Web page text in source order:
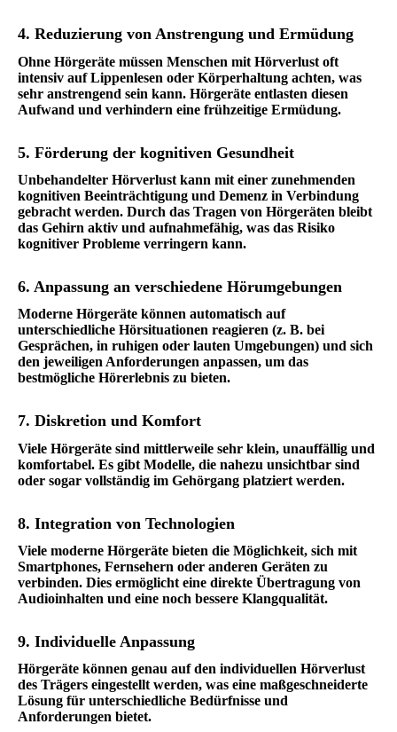
4. Reduzierung von Anstrengung und Ermüdung
Ohne Hörgeräte müssen Menschen mit Hörverlust oft
intensiv auf Lippenlesen oder Körperhaltung achten, was
sehr anstrengend sein kann. Hörgeräte entlasten diesen
Aufwand und verhindern eine frühzeitige Ermüdung.
5. Förderung der kognitiven Gesundheit
Unbehandelter Hörverlust kann mit einer zunehmenden
kognitiven Beeinträchtigung und Demenz in Verbindung
gebracht werden. Durch das Tragen von Hörgeräten bleibt
das Gehirn aktiv und aufnahmefähig, was das Risiko
kognitiver Probleme verringern kann.
6. Anpassung an verschiedene Hörumgebungen
Moderne Hörgeräte können automatisch auf
unterschiedliche Hörsituationen reagieren (z. B. bei
Gesprächen, in ruhigen oder lauten Umgebungen) und sich
den jeweiligen Anforderungen anpassen, um das
bestmögliche Hörerlebnis zu bieten.
7. Diskretion und Komfort
Viele Hörgeräte sind mittlerweile sehr klein, unauffällig und
komfortabel. Es gibt Modelle, die nahezu unsichtbar sind
oder sogar vollständig im Gehörgang platziert werden.
8. Integration von Technologien
Viele moderne Hörgeräte bieten die Möglichkeit, sich mit
Smartphones, Fernsehern oder anderen Geräten zu
verbinden. Dies ermöglicht eine direkte Übertragung von
Audioinhalten und eine noch bessere Klangqualität.
9. Individuelle Anpassung
Hörgeräte können genau auf den individuellen Hörverlust
des Trägers eingestellt werden, was eine maßgeschneiderte
Lösung für unterschiedliche Bedürfnisse und
Anforderungen bietet.